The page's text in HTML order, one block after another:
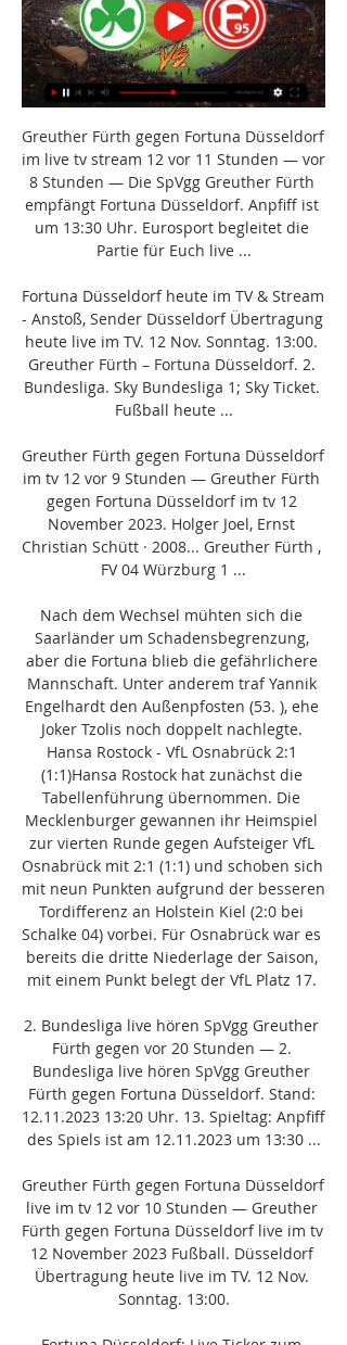
Greuther Fürth gegen Fortuna Düsseldorf
im live tv stream 12 vor 11 Stunden — vor
8 Stunden — Die SpVgg Greuther Fürth
empfängt Fortuna Düsseldorf. Anpfiff ist
um 13:30 Uhr. Eurosport begleitet die
Partie für Euch live ...
Fortuna Düsseldorf heute im TV & Stream
- Anstoß, Sender Düsseldorf Übertragung
heute live im TV. 12 Nov. Sonntag. 13:00.
Greuther Fürth – Fortuna Düsseldorf. 2.
Bundesliga. Sky Bundesliga 1; Sky Ticket.
Fußball heute ...
Greuther Fürth gegen Fortuna Düsseldorf
im tv 12 vor 9 Stunden — Greuther Fürth
gegen Fortuna Düsseldorf im tv 12
November 2023. Holger Joel, ‎Ernst
Christian Schütt · 2008... Greuther Fürth ,
FV 04 Würzburg 1 ...
Nach dem Wechsel mühten sich die
Saarländer um Schadensbegrenzung,
aber die Fortuna blieb die gefährlichere
Mannschaft. Unter anderem traf Yannik
Engelhardt den Außenpfosten (53. ), ehe
Joker Tzolis noch doppelt nachlegte.
Hansa Rostock - VfL Osnabrück 2:1
(1:1)Hansa Rostock hat zunächst die
Tabellenführung übernommen. Die
Mecklenburger gewannen ihr Heimspiel
zur vierten Runde gegen Aufsteiger VfL
Osnabrück mit 2:1 (1:1) und schoben sich
mit neun Punkten aufgrund der besseren
Tordifferenz an Holstein Kiel (2:0 bei
Schalke 04) vorbei. Für Osnabrück war es
bereits die dritte Niederlage der Saison,
mit einem Punkt belegt der VfL Platz 17.
2. Bundesliga live hören SpVgg Greuther
Fürth gegen vor 20 Stunden — 2.
Bundesliga live hören SpVgg Greuther
Fürth gegen Fortuna Düsseldorf. Stand:
12.11.2023 13:20 Uhr. 13. Spieltag: Anpfiff
des Spiels ist am 12.11.2023 um 13:30 ...
Greuther Fürth gegen Fortuna Düsseldorf
live im tv 12 vor 10 Stunden — Greuther
Fürth gegen Fortuna Düsseldorf live im tv
12 November 2023 Fußball. Düsseldorf
Übertragung heute live im TV. 12 Nov.
Sonntag. 13:00.